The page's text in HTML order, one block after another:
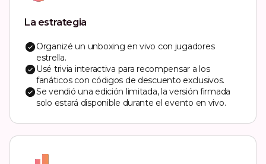
La estrategia
Organizé un unboxing en vivo con jugadores
estrella.
Usé trivia interactiva para recompensar a los
fanáticos con códigos de descuento exclusivos.
Se vendió una edición limitada, la versión firmada
solo estará disponible durante el evento en vivo.